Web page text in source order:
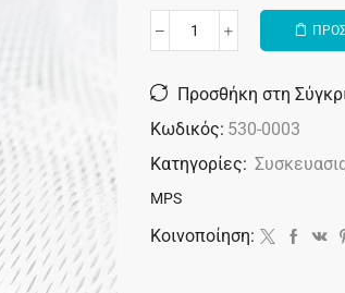
Alternative:
Προσθήκη στη
Κωδικός: 530-0003
Κατηγορίες:
MPS
Κοινοποίηση: